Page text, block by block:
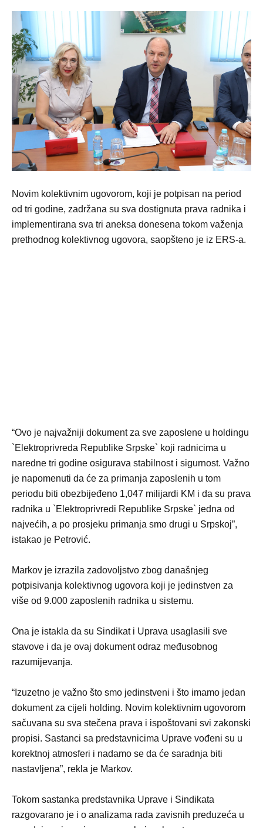
Novim kolektivnim ugovorom, koji je potpisan na period
od tri godine, zadržana su sva dostignuta prava radnika i
implementirana sva tri aneksa donesena tokom važenja
prethodnog kolektivnog ugovora, saopšteno je iz ERS-a.
“Ovo je najvažniji dokument za sve zaposlene u holdingu
`Elektroprivreda Republike Srpske` koji radnicima u
naredne tri godine osigurava stabilnost i sigurnost. Važno
je napomenuti da će za primanja zaposlenih u tom
periodu biti obezbijeđeno 1,047 milijardi KM i da su prava
radnika u `Elektroprivredi Republike Srpske` jedna od
najvećih, a po prosjeku primanja smo drugi u Srpskoj”,
istakao je Petrović.
Markov je izrazila zadovoljstvo zbog današnjeg
potpisivanja kolektivnog ugovora koji je jedinstven za
više od 9.000 zaposlenih radnika u sistemu.
Ona je istakla da su Sindikat i Uprava usaglasili sve
stavove i da je ovaj dokument odraz međusobnog
razumijevanja.
“Izuzetno je važno što smo jedinstveni i što imamo jedan
dokument za cijeli holding. Novim kolektivnim ugovorom
sačuvana su sva stečena prava i ispoštovani svi zakonski
propisi. Sastanci sa predstavnicima Uprave vođeni su u
korektnoj atmosferi i nadamo se da će saradnja biti
nastavljena”, rekla je Markov.
Tokom sastanka predstavnika Uprave i Sindikata
razgovarano je i o analizama rada zavisnih preduzeća u